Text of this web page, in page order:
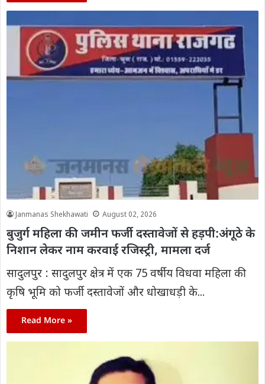
Janmanas Shekhawati August 02, 2026
बुजुर्ग महिला की जमीन फर्जी दस्तावेजों से हड़पी:अंगूठे के
निशान लेकर नाम करवाई रजिस्ट्री, मामला दर्ज
सादुलपुर : सादुलपुर क्षेत्र में एक 75 वर्षीय विधवा महिला की
कृषि भूमि को फर्जी दस्तावेजों और धोखाधड़ी के...
Read More »